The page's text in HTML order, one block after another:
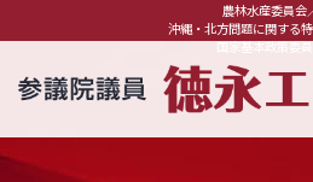
農林水産委員会
沖縄・北方問題に関する
国家基本政策委